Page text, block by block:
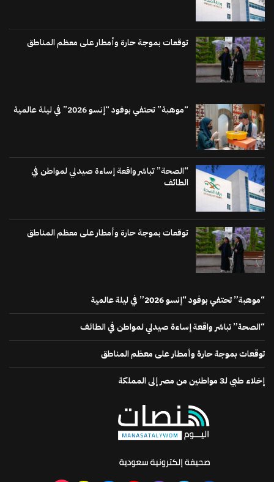
توقعات بموجة حارة وأمطار على معظم المناطق
“موهبة” تحتفي بوفود “إنسو 2026” في ليلة عالمية
“الصحة” تباشر واقعة إساءة صيدلي لمواطن في
الطائف
توقعات بموجة حارة وأمطار على معظم المناطق
“موهبة” تحتفي بوفود “إنسو 2026” في ليلة عالمية
“الصحة” تباشر واقعة إساءة صيدلي لمواطن في الطائف
توقعات بموجة حارة وأمطار على معظم المناطق
إخلاء طبي لـ3 مواطنين من مصر إلى المملكة